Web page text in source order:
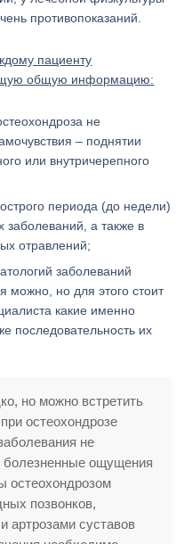
противопоказаний.
пациенту
общую информацию:
не
– поднятии
или внутричерепного
периода (до недели)
а также в
отравлений;
заболеваний
можно, но для этого стоит
какие именно
последовательность их
но можно встретить
остеохондрозе
не
болезненные ощущения
остеохондрозом
позвонков,
артрозами суставов